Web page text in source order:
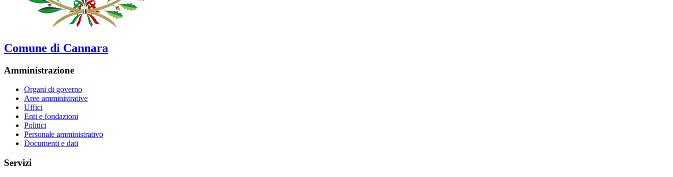
Comune di Cannara
Amministrazione
Organi di governo
Aree amministrative
Uffici
Enti e fondazioni
Politici
Personale amministrativo
Documenti e dati
Servizi